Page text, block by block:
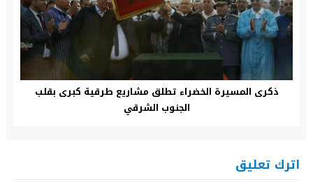
ذكرى المسيرة الخضراء تطلق مشاريع طرقية كبرى بقلب
الجنوب الشرقي
اترك تعليق